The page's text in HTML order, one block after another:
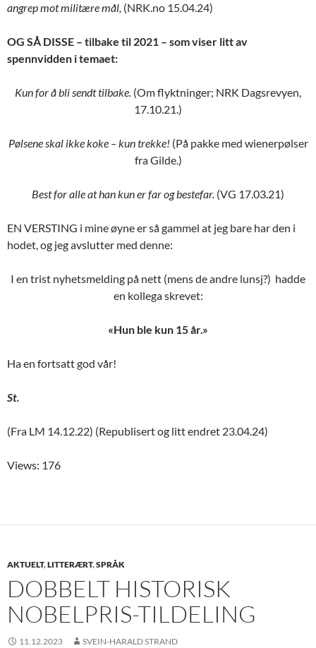
angrep mot militære mål, (NRK.no 15.04.24)
OG SÅ DISSE – tilbake til 2021 – som viser litt av
spennvidden i temaet:
Kun for å bli sendt tilbake. (Om flyktninger; NRK Dagsrevyen,
17.10.21.)
Pølsene skal ikke koke – kun trekke! (På pakke med wienerpølser
fra Gilde.)
Best for alle at han kun er far og bestefar. (VG 17.03.21)
EN VERSTING i mine øyne er så gammel at jeg bare har den i
hodet, og jeg avslutter med denne:
I en trist nyhetsmelding på nett (mens de andre lunsj?) hadde
en kollega skrevet:
«Hun ble kun 15 år.»
Ha en fortsatt god vår!
St.
(Fra LM 14.12.22) (Republisert og litt endret 23.04.24)
Views: 176
AKTUELT,LITTERÆRT,SPRÅK
DOBBELT HISTORISK
NOBELPRIS-TILDELING
11.12.2023 SVEIN-HARALD STRAND